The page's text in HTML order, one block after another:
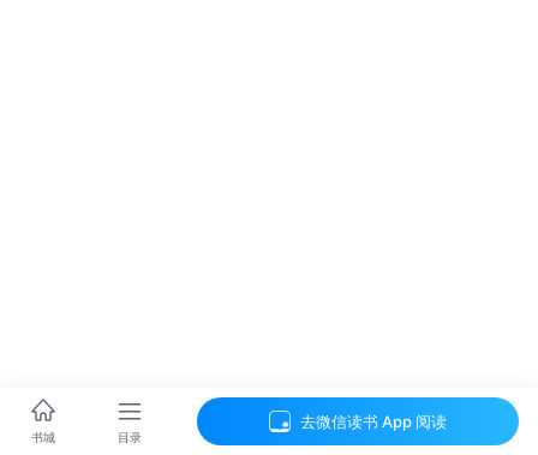
书城 目录
去微信读书 App 阅读